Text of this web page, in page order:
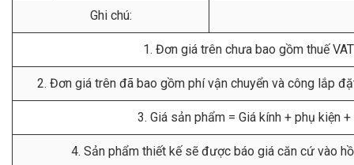
Ghi chú:
1. Đơn giá trên chưa bao gồm thuế
2. Đơn giá trên đã bao gồm phí vận chuyển và công lắp
3. Giá sản phẩm = Giá kính + phụ kiện +
4. Sản phẩm thiết kế sẽ được báo giá căn cứ vào